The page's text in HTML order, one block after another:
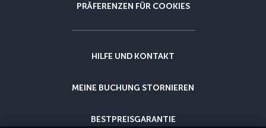
PRÄFERENZEN FÜR COOKIES
HILFE UND KONTAKT
MEINE BUCHUNG STORNIEREN
BESTPREISGARANTIE